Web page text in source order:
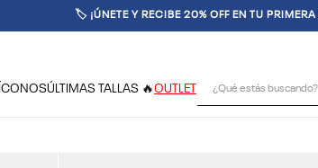
🚚 ENVÍO GRATIS POR COMPRAS
ÍCONOSÚLTIMAS TALLAS 🔥OUTLET